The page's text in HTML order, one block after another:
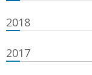
2018
2017